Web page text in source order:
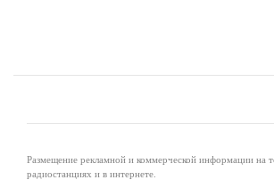
Размещение рекламной и коммерческой информации на
радиостанциях и в интернете.